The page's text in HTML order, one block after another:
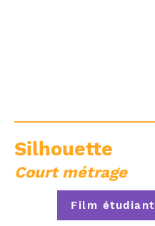
Silhouette
Court métrage
Film étudiant